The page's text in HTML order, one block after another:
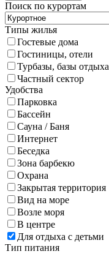
Поиск по курортам
Типы жилья
Гостевые дома
Гостиницы, отели
Турбазы, базы отдыха
Частный сектор
Удобства
Парковка
Бассейн
Сауна / Баня
Интернет
Беседка
Зона барбекю
Охрана
Закрытая территория
Вид на море
Возле моря
В центре
Для отдыха с детьми
Тип питания